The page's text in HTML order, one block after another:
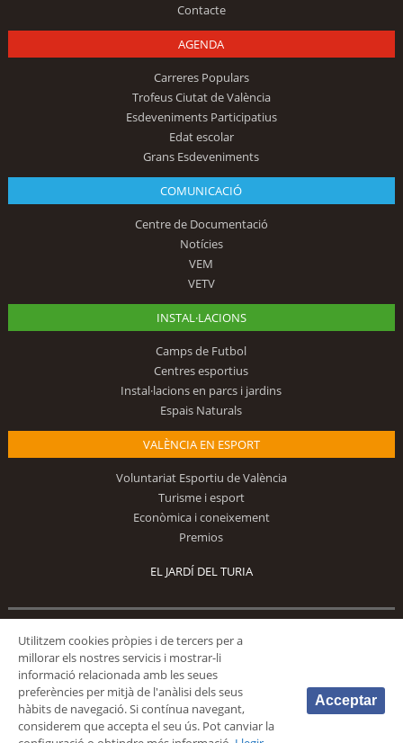
Contacte
AGENDA
Carreres Populars
Trofeus Ciutat de València
Esdeveniments Participatius
Edat escolar
Grans Esdeveniments
COMUNICACIÓ
Centre de Documentació
Notícies
VEM
VETV
INSTAL·LACIONS
Camps de Futbol
Centres esportius
Instal·lacions en parcs i jardins
Espais Naturals
VALÈNCIA EN ESPORT
Voluntariat Esportiu de València
Turisme i esport
Econòmica i coneixement
Premios
EL JARDÍ DEL TURIA
Utilitzem cookies pròpies i de tercers per a
millorar els nostres servicis i mostrar-li
informació relacionada amb les seues
preferències per mitjà de l'anàlisi dels seus
hàbits de navegació. Si contínua navegant,
considerem que accepta el seu ús. Pot canviar la
Acceptar